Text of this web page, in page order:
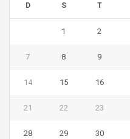
D S T
1 2
7 8 9
14 15 16
21 22 23
28 29 30